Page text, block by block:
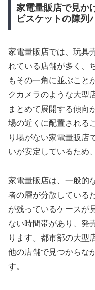
家電量販店で見か
ビスケットの陳列
家電量販店では、玩具
れている店舗が多く、
もその一角に並ぶこと
クカメラのような大型
まとめて展開する傾向
場の近くに配置される
り場がない家電量販店
いが安定しているため
家電量販店は、一般的
者の層が分散している
が残っているケースが
ない時間帯があり、発
ります。都市部の大型
他の店舗で見つからな
す。